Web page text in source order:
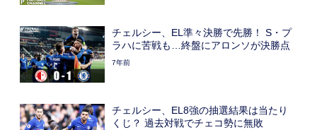
チェルシー、EL準々決勝で先勝！ S・プ
ラハに苦戦も…終盤にアロンソが決勝点
7年前
チェルシー、EL8強の抽選結果は当たり
くじ？ 過去対戦でチェコ勢に無敗